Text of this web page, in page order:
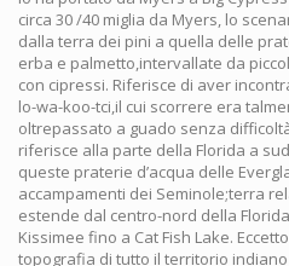
circa 30 /40 miglia da Myers, lo
dalla terra dei pini a quella delle
erba e palmetto,intervallate da
con cipressi. Riferisce di aver
lo-wa-koo-tci,il cui scorrere era
oltrepassato a guado senza
riferisce alla parte della Florida a
queste praterie d’acqua delle
accampamenti dei Seminole;terra
estende dal centro-nord della
Kissimee fino a Cat Fish Lake.
topografia di tutto il territorio